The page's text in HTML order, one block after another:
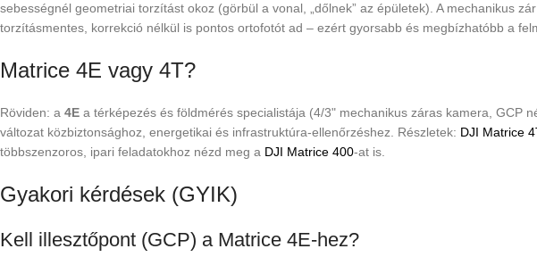
sebességnél geometriai torzítást okoz (görbül a vonal, „dőlnek” az épületek). A mechanikus
torzításmentes, korrekció nélkül is pontos ortofotót ad – ezért gyorsabb és megbízhatóbb a
Matrice 4E vagy 4T?
Röviden: a 4E a térképezés és földmérés specialistája (4/3" mechanikus záras kamera, GCP
változat közbiztonsághoz, energetikai és infrastruktúra-ellenőrzéshez. Részletek: DJI Matrice
többszenzoros, ipari feladatokhoz nézd meg a DJI Matrice 400-at is.
Gyakori kérdések (GYIK)
Kell illesztőpont (GCP) a Matrice 4E-hez?